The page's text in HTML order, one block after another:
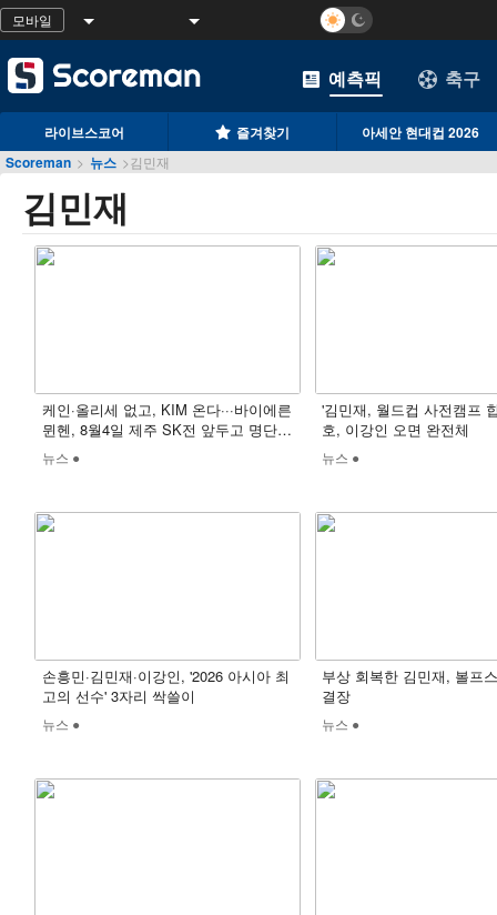
모바일
예측픽 축구
라이브스코어 즐겨찾기
아세안 현대컵 2026
Scoreman > 뉴스 >김민재
김민재
케인·올리세 없고, KIM 온다···바이에른
뮌헨, 8월4일 제주 SK전 앞두고 명단
공개
뉴스 ●
'김민재, 월드컵 사전캠프
호, 이강인 오면 완전체
뉴스 ●
손흥민·김민재·이강인, '2026 아시아 최
고의 선수' 3자리 싹쓸이
뉴스 ●
부상 회복한 김민재, 볼프
결장
뉴스 ●